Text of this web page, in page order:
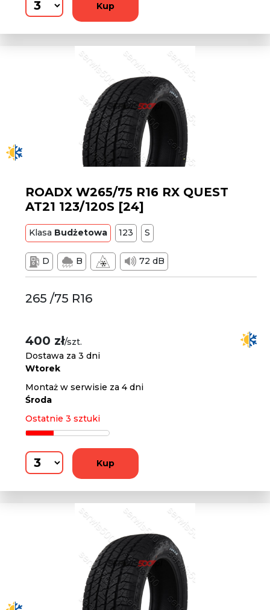
Kup
ROADX W265/75 R16 RX QUEST
AT21 123/120S [24]
Klasa Budżetowa 123 S
D B 72 dB
265 /75 R16
400 zł/szt.
Dostawa za 3 dni
Wtorek
Montaż w serwisie za 4 dni
Środa
Ostatnie 3 sztuki
Kup